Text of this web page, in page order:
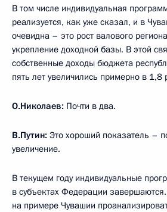
В том числе индивидуальная
реализуется, как уже сказал, и в
очевидна – это рост валового
укрепление доходной базы. В этой
собственные доходы бюджета
пять лет увеличились примерно в 1,8
О.Николаев: Почти в два.
В.Путин: Это хороший показатель –
увеличение.
В текущем году индивидуальные
в субъектах Федерации
на примере Чувашии